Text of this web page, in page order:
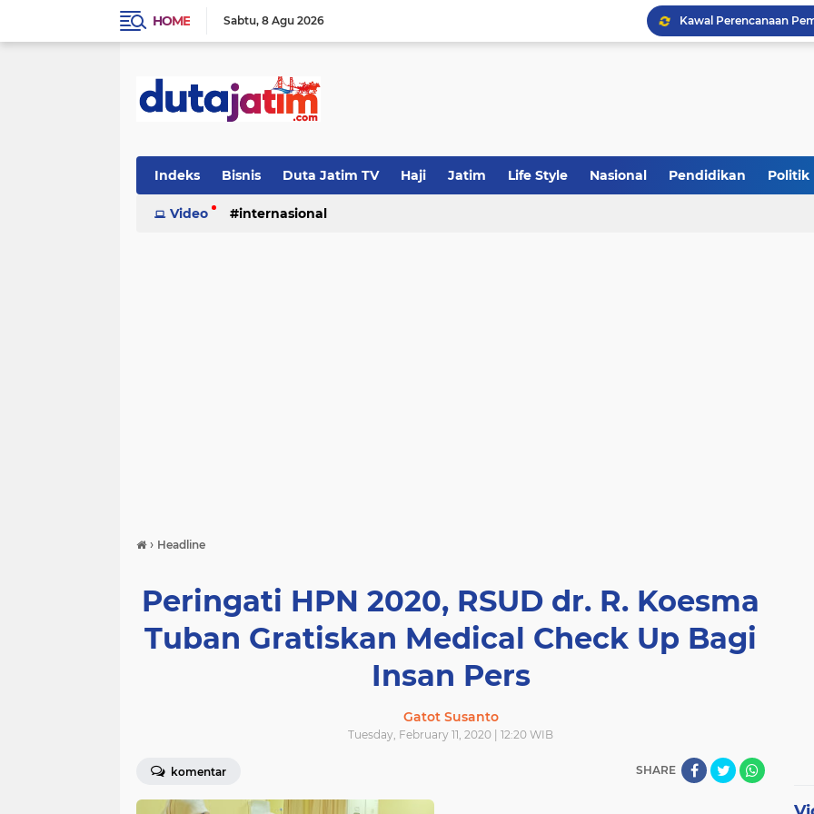
HOME Sabtu 8 Agu 2026
Sinergi Fiskal Moneter:
Indeks Bisnis Duta Jatim TV Haji Jatim Life Style Nasional Pendidikan Politik
Video internasional
› Headline
Peringati HPN 2020, RSUD dr. R. Koesma
Tuban Gratiskan Medical Check Up Bagi
Insan Pers
Gatot Susanto
Tuesday, February 11, 2020 | 12:20 WIB
komentar SHARE